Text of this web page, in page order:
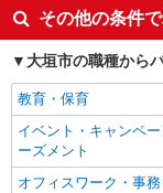
未経験歓迎
ボーナス・賞与あり
交通費支給
産休・育休取得実績あ
その他の条件
大垣市の職種から
教育・保育
イベント・キャンペ
ーズメント
オフィスワーク・事務